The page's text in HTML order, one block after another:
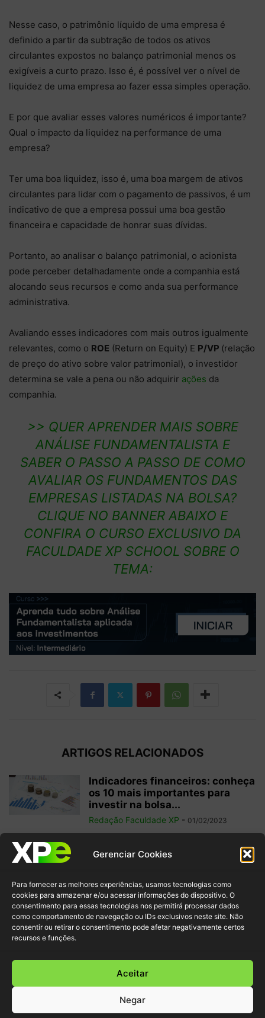
Gerenciar Cookies
Para fornecer as melhores experiências, usamos tecnologias como
cookies para armazenar e/ou acessar informações do dispositivo. O
consentimento para essas tecnologias nos permitirá processar dados
como comportamento de navegação ou IDs exclusivos neste site. Não
consentir ou retirar o consentimento pode afetar negativamente certos
recursos e funções.
Aceitar
Negar
Nesse caso, o patrimônio líquido de uma empresa é
definido a partir da subtração de todos os ativos
circulantes expostos no balanço patrimonial menos os
exigíveis a curto prazo. Isso é, é possível ver o nível de
liquidez de uma empresa ao fazer essa simples operação.
E por que avaliar esses valores numéricos é importante?
Qual o impacto da liquidez na performance de uma
empresa?
Ter uma boa liquidez, isso é, uma boa margem de ativos
circulantes para lidar com o pagamento de passivos, é um
indicativo de que a empresa possui uma boa gestão
financeira e capacidade de honrar suas dívidas.
Portanto, ao analisar o balanço patrimonial, o acionista
pode perceber detalhadamente onde a companhia está
alocando seus recursos e como anda sua performance
administrativa.
Avaliando esses indicadores com mais outros igualmente
relevantes, como o ROE (Return on Equity) E P/VP (relação
de preço do ativo sobre valor patrimonial), o investidor
determina se vale a pena ou não adquirir ações da
companhia.
>> QUER APRENDER MAIS SOBRE
ANÁLISE FUNDAMENTALISTA E
SABER O PASSO A PASSO DE COMO
AVALIAR OS FUNDAMENTOS DAS
EMPRESAS LISTADAS NA BOLSA?
CLIQUE NO BANNER ABAIXO E
CONFIRA O CURSO EXCLUSIVO DA
FACULDADE XP SCHOOL SOBRE O
TEMA:
ARTIGOS RELACIONADOS
Indicadores financeiros: conheça
os 10 mais importantes para
investir na bolsa...
Redação Faculdade XP - 01/02/2023
Como começar a operar em
swing trade? 5 dicas para
Redação Faculdade XP - 31/01/2023
Free float: qual a importância
desse conceito para acionistas